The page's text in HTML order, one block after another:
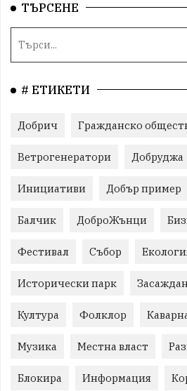
ТЪРСЕНЕ
# ЕТИКЕТИ
Добрич Гражданско
Ветрогенератори Добруджа
Инициативи Добър пример
Балчик ДоброЖънци
Фестивал Събор
Исторически парк
Култура Фолклор
Музика Местна власт
Блокира Информация